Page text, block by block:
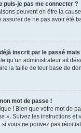
puis-je pas me connecter ?
peuvent en être la
assurer de ne pas avoir été
inscrit par le passé
qu’un administrateur ait
la taille de leur base de
mot de passe !
! Bien que votre mot de
». Suivez les instructions
vous ne pouvez pas